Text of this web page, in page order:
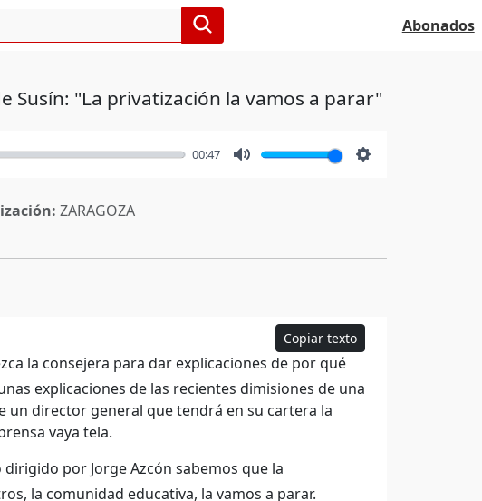
Abonados
Susín: "La privatización la vamos a parar"
00:47
ZARAGOZA
Copiar texto
la consejera para dar explicaciones de por qué
explicaciones de las recientes dimisiones de una
director general que tendrá en su cartera la
vaya tela.
por Jorge Azcón sabemos que la
la comunidad educativa, la vamos a parar.